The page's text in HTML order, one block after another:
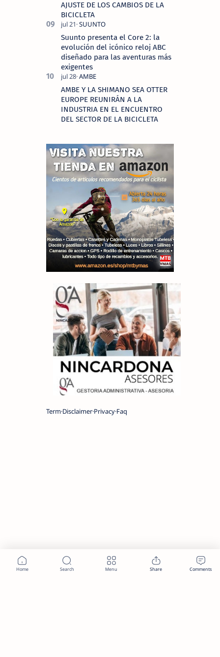
AJUSTE DE LOS CAMBIOS DE LA
BICICLETA
Suunto presenta el Core 2: la
evolución del icónico reloj ABC
diseñado para las aventuras más
exigentes
AMBE Y LA SHIMANO SEA OTTER
EUROPE REUNIRÁN A LA
INDUSTRIA EN EL ENCUENTRO
DEL SECTOR DE LA BICICLETA
Term Disclaimer Privacy Faq